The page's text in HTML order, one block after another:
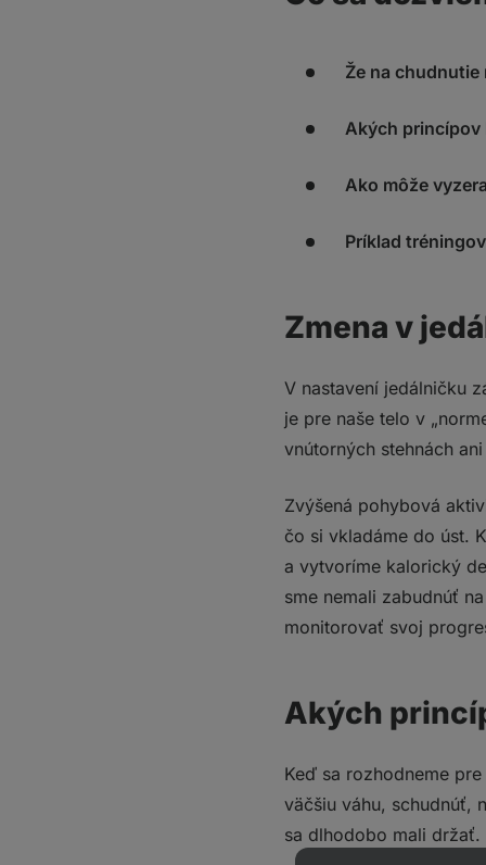
Že na chudnutie
Akých princípov
Ako môže
Príklad
Zmena v
V nastavení jedálničku
je pre naše telo v
vnútorných stehnách
Zvýšená pohybová
čo si vkladáme do úst.
a vytvoríme kalorický
sme nemali zabudnúť
monitorovať svoj
Akých
Keď sa rozhodneme
väčšiu váhu, schudnúť,
sa dlhodobo mali držať.